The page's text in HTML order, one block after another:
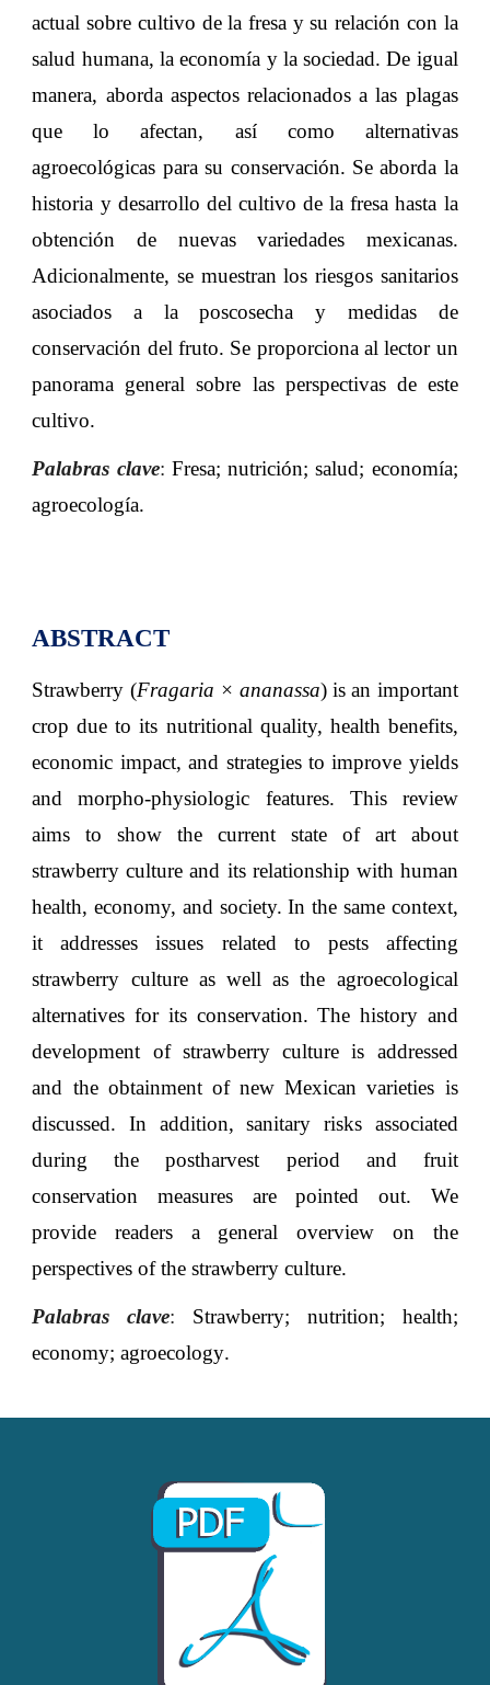
actual sobre cultivo de la fresa y su relación con la
salud humana, la economía y la sociedad. De igual
manera, aborda aspectos relacionados a las plagas
que lo afectan, así como alternativas
agroecológicas para su conservación. Se aborda la
historia y desarrollo del cultivo de la fresa hasta la
obtención de nuevas variedades mexicanas.
Adicionalmente, se muestran los riesgos sanitarios
asociados a la poscosecha y medidas de
conservación del fruto. Se proporciona al lector un
panorama general sobre las perspectivas de este
cultivo.
Palabras clave: Fresa; nutrición; salud; economía;
agroecología.
ABSTRACT
Strawberry (Fragaria × ananassa) is an important
crop due to its nutritional quality, health benefits,
economic impact, and strategies to improve yields
and morpho-physiologic features. This review
aims to show the current state of art about
strawberry culture and its relationship with human
health, economy, and society. In the same context,
it addresses issues related to pests affecting
strawberry culture as well as the agroecological
alternatives for its conservation. The history and
development of strawberry culture is addressed
and the obtainment of new Mexican varieties is
discussed. In addition, sanitary risks associated
during the postharvest period and fruit
conservation measures are pointed out. We
provide readers a general overview on the
perspectives of the strawberry culture.
Palabras clave:
Strawberry; nutrition; health;
economy; agroecology.